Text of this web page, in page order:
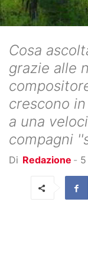
Cosa
grazie alle
crescono
a una
compagni
Di Redazione -